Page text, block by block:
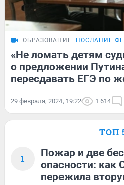
ОБРАЗОВАНИЕ ПОСЛАНИЕ
«Не ломать детям
о предложении
пересдавать ЕГЭ по
29 февраля, 2024, 19:22 1 614
ТОП
1
Пожар и две
опасности: как
пережила